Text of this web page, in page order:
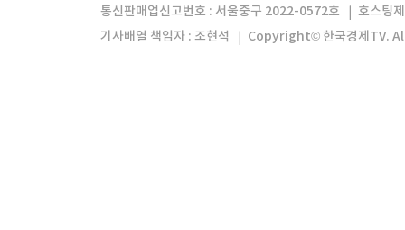
통신판매업신고번호 : 서울중구 2022-0572호
호스팅
기사배열 책임자 : 조현석
Copyright© 한국경제TV.